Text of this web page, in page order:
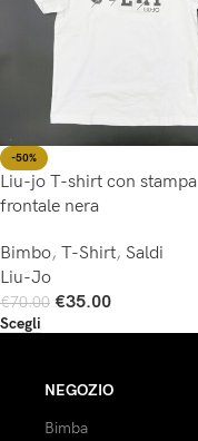
-50%
Liu-jo T-shirt con stampa
frontale nera
Bimbo, T-Shirt, Saldi
Liu-Jo
€70.00 €35.00
Scegli
NEGOZIO
Bimba